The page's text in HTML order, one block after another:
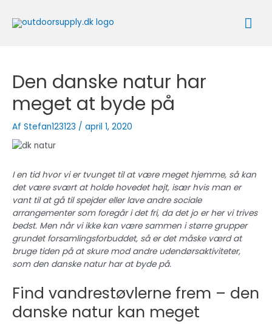
indholdet
Den danske natur har
meget at byde på
Af Stefan123123 / april 1, 2020
I en tid hvor vi er tvunget til at være meget hjemme, så kan
det være svært at holde hovedet højt, især hvis man er
vant til at gå til spejder eller lave andre sociale
arrangementer som foregår i det fri, da det jo er her vi trives
bedst. Men når vi ikke kan være sammen i større grupper
grundet forsamlingsforbuddet, så er det måske værd at
bruge tiden på at skure mod andre udendørsaktiviteter,
som den danske natur har at byde på.
Find vandrestøvlerne frem – den
danske natur kan meget